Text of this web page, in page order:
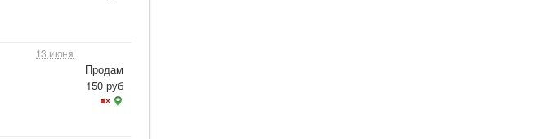
13 июня
Продам
150 руб